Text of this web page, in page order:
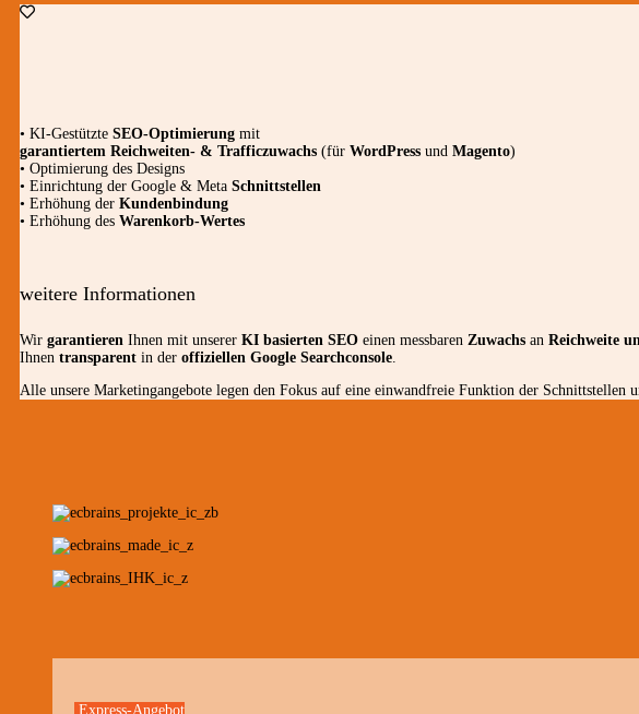
• KI-Gestützte SEO-Optimierung mit
garantiertem Reichweiten- & Trafficzuwachs (für WordPress und Magento)
• Optimierung des Designs
• Einrichtung der Google & Meta Schnittstellen
• Erhöhung der Kundenbindung
• Erhöhung des Warenkorb-Wertes
weitere Informationen
Wir garantieren Ihnen mit unserer KI basierten SEO einen messbaren Zuwachs an Reichweite
Ihnen transparent in der offiziellen Google Searchconsole
Alle unsere Marketingangebote legen den Fokus auf eine einwandfreie Funktion der
Express-Angebot